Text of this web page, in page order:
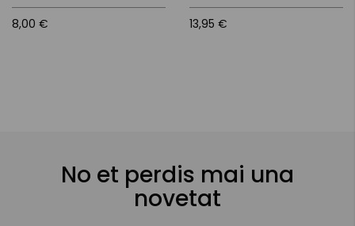
8,00 € 13,95 €
No et perdis mai una
novetat